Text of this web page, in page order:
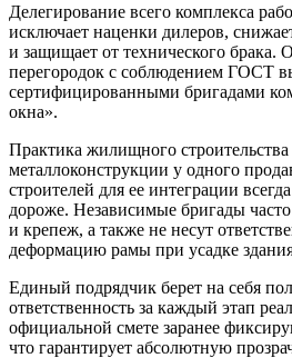
Делегирование всего комплекса
исключает наценки дилеров,
и защищает от технического брака.
перегородок с соблюдением ГОСТ
сертифицированными бригадами
окна».
Практика жилищного строительства
металлоконструкции у одного
строителей для ее интеграции
дороже. Независимые бригады
и крепеж, а также не несут
деформацию рамы при усадке
Единый подрядчик берет на себя
ответственность за каждый этап
официальной смете заранее
что гарантирует абсолютную